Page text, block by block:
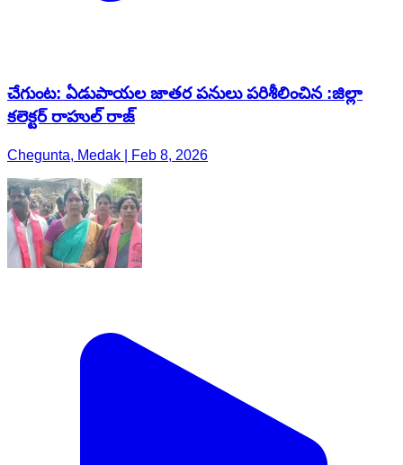
చేగుంట: ఏడుపాయల జాతర పనులు పరిశీలించిన :జిల్లా
కలెక్టర్ రాహుల్ రాజ్
Chegunta, Medak | Feb 8, 2026